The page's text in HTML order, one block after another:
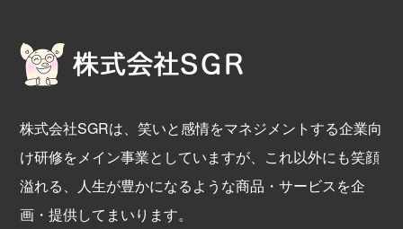
株式会社SGRは、笑いと感情をマネジメントする企業向
け研修をメイン事業としていますが、これ以外にも笑顔
溢れる、人生が豊かになるような商品・サービスを企
画・提供してまいります。